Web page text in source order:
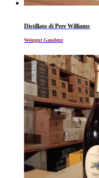
Distillato di Pere Williams
Weingut Gaudenz